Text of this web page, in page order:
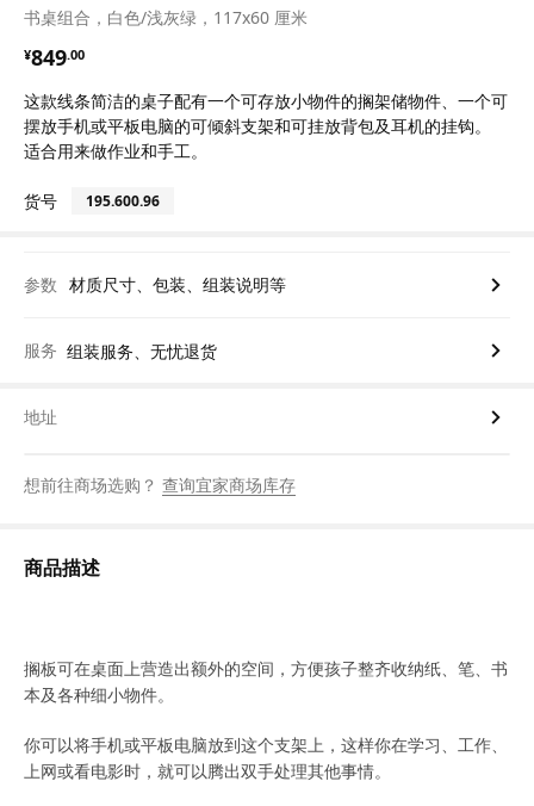
书桌组合，白色/浅灰绿，117x60 厘米
¥849.00
¥ 849.00
这款线条简洁的桌子配有一个可存放小物件的搁架储物件、一个可
摆放手机或平板电脑的可倾斜支架和可挂放背包及耳机的挂钩。
适合用来做作业和手工。
货号 195.600.96
参数 材质尺寸、包装、组装说明等
服务 组装服务、无忧退货
地址
想前往商场选购？ 查询宜家商场库存
商品描述
搁板可在桌面上营造出额外的空间，方便孩子整齐收纳纸、笔、书
本及各种细小物件。
你可以将手机或平板电脑放到这个支架上，这样你在学习、工作、
上网或看电影时，就可以腾出双手处理其他事情。